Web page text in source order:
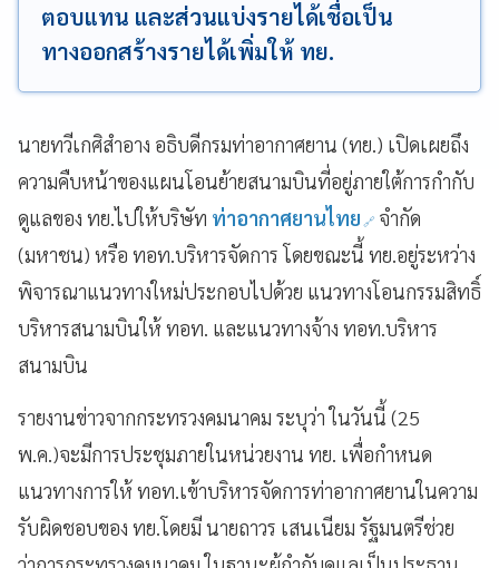
ตอบแทน และส่วนแบ่งรายได้เชื่อเป็น
ทางออกสร้างรายได้เพิ่มให้ ทย.
นายทวีเกศิสำอาง อธิบดีกรมท่าอากาศยาน (ทย.) เปิดเผยถึง
ความคืบหน้าของแผนโอนย้ายสนามบินที่อยู่ภายใต้การกำกับ
ดูแลของ ทย.ไปให้บริษัท ท่าอากาศยานไทย จำกัด
(มหาชน) หรือ ทอท.บริหารจัดการ โดยขณะนี้ ทย.อยู่ระหว่าง
พิจารณาแนวทางใหม่ประกอบไปด้วย แนวทางโอนกรรมสิทธิ์
บริหารสนามบินให้ ทอท. และแนวทางจ้าง ทอท.บริหาร
สนามบิน
รายงานข่าวจากกระทรวงคมนาคม ระบุว่า ในวันนี้ (25
พ.ค.)จะมีการประชุมภายในหน่วยงาน ทย. เพื่อกำหนด
แนวทางการให้ ทอท.เข้าบริหารจัดการท่าอากาศยานในความ
รับผิดชอบของ ทย.โดยมี นายถาวร เสนเนียม รัฐมนตรีช่วย